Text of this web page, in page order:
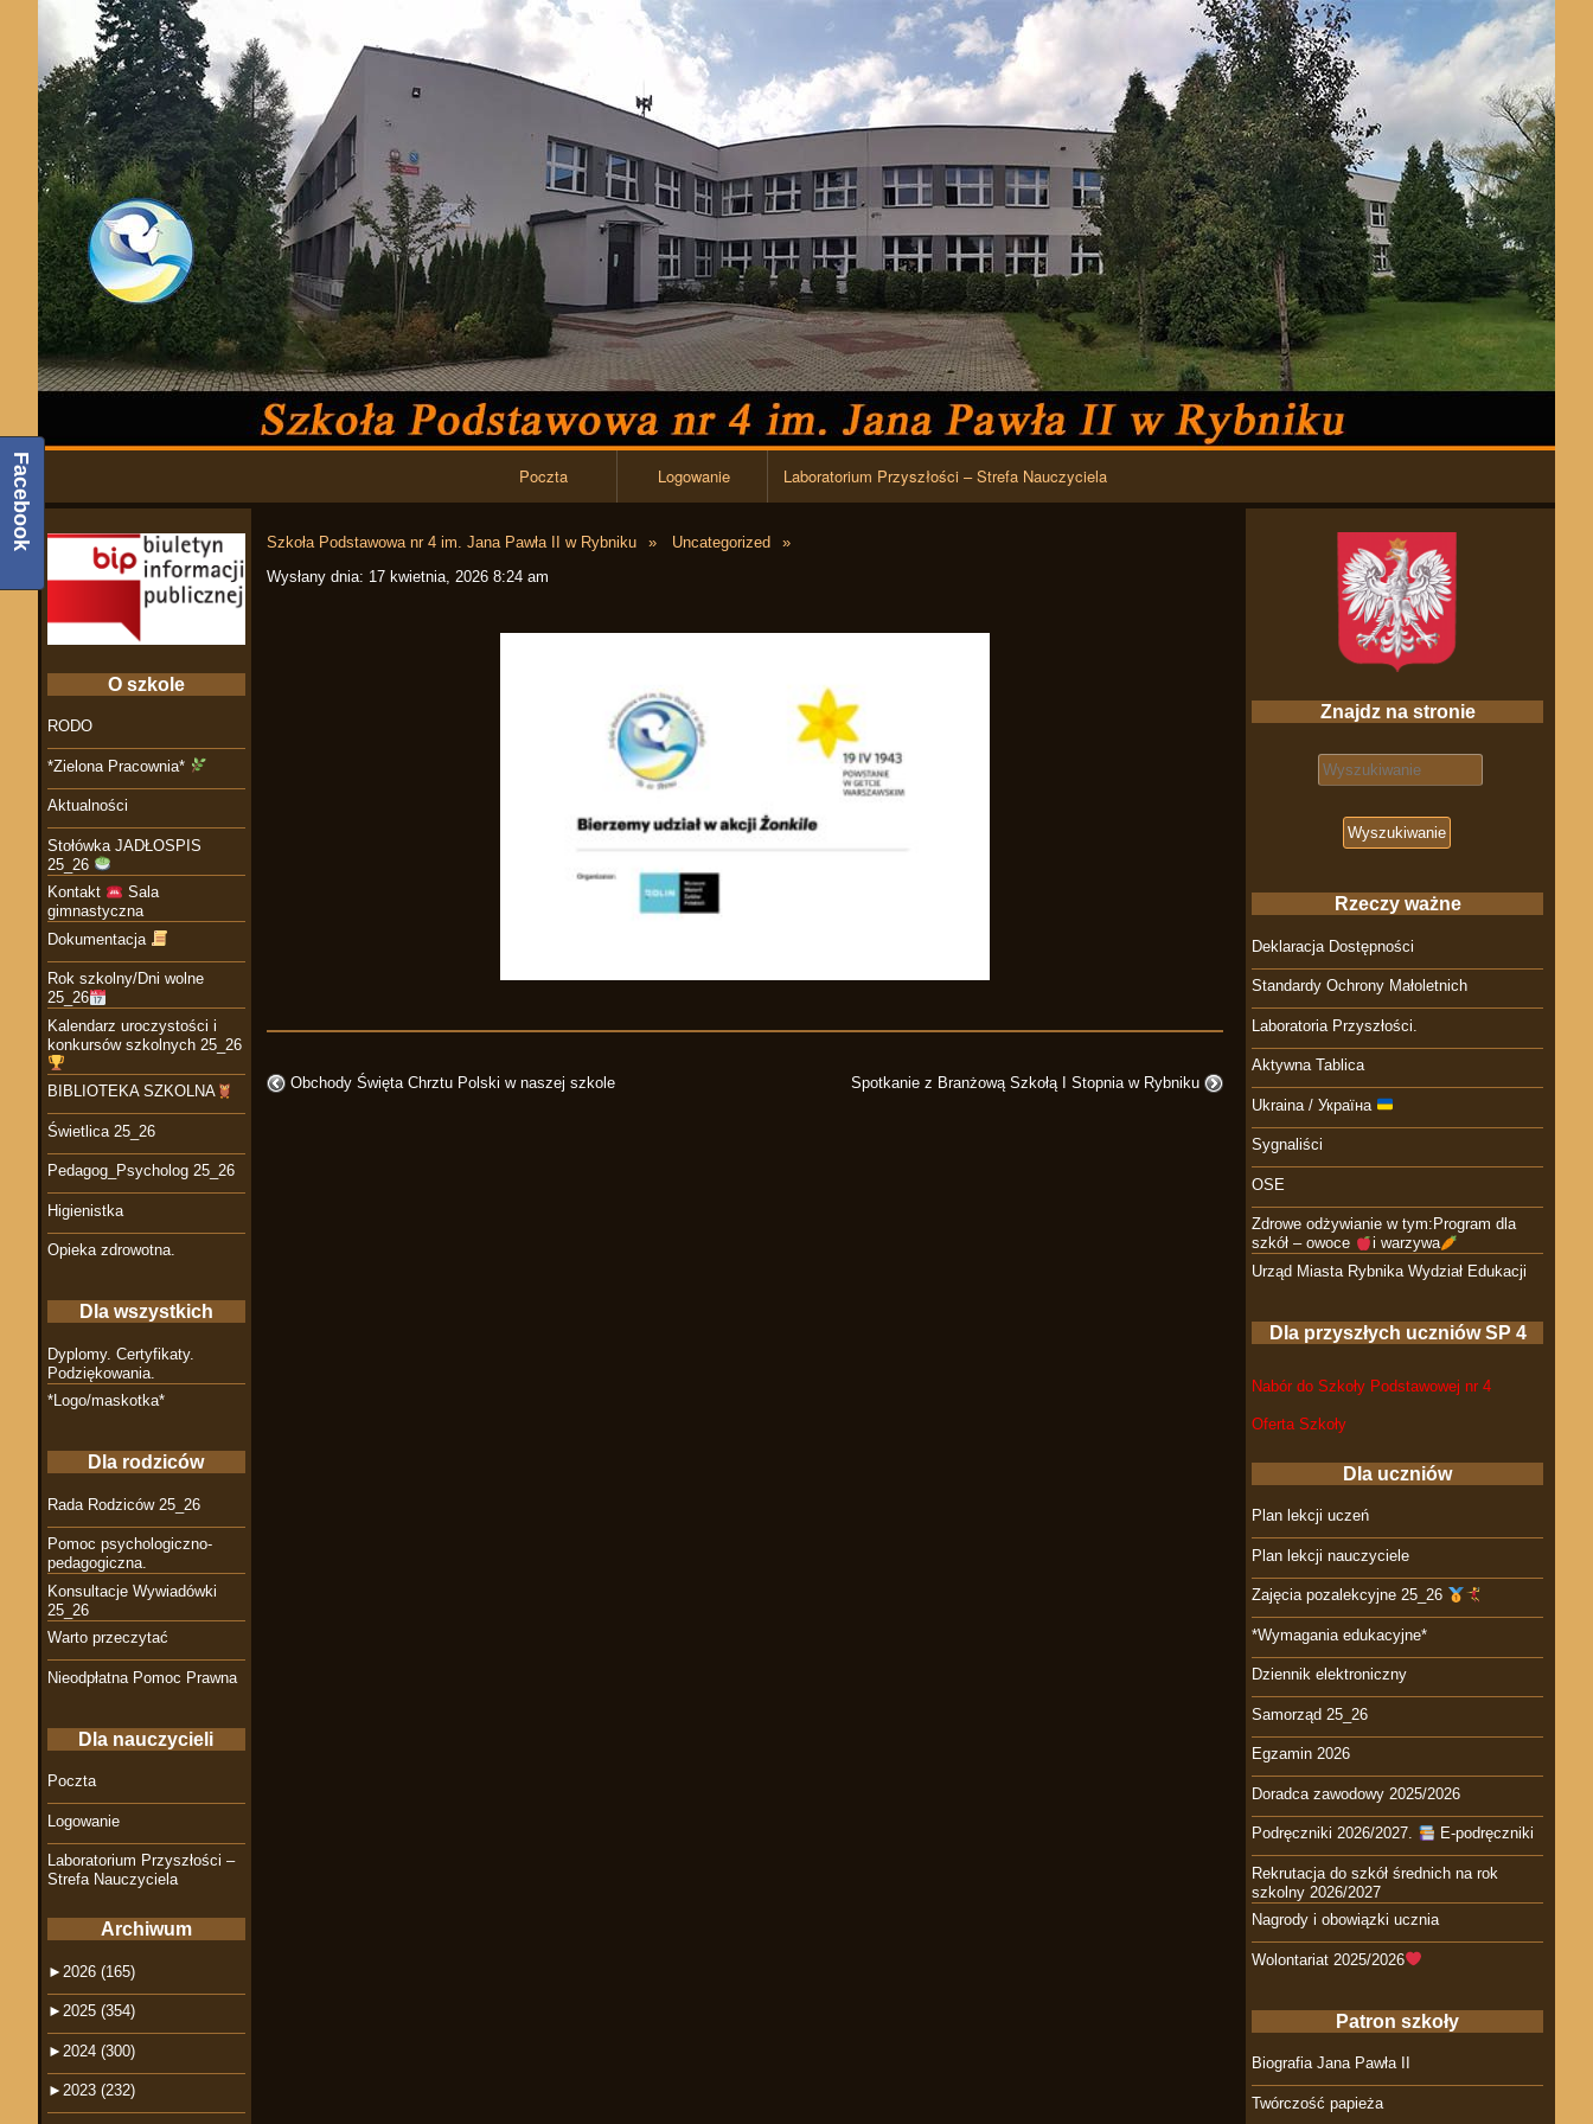
Przejdź do zawartości
Poczta Logowanie Laboratorium Przyszłości – Strefa Nauczyciela
Szkoła Podstawowa nr 4 im. Jana Pawła II w Rybniku
Uncategorized
Wysłany dnia: 17 kwietnia, 2026 8:24 am
Obchody Święta Chrztu Polski w naszej szkole Spotkanie z Branżową Szkołą I Stopnia w Rybniku
Znajdz na stronie
Search for:
Rzeczy ważne
Deklaracja Dostępności
Standardy Ochrony Małoletnich
Laboratoria Przyszłości.
Aktywna Tablica
Ukraina / Україна
Sygnaliści
OSE
Zdrowe odżywianie w tym:Program dla
szkół – owoce
i warzywa
Urząd Miasta Rybnika Wydział Edukacji
Dla przyszłych uczniów SP 4
Nabór do Szkoły Podstawowej nr 4
Oferta Szkoły
Dla uczniów
Plan lekcji uczeń
Plan lekcji nauczyciele
Zajęcia pozalekcyjne 25_26
*Wymagania edukacyjne*
Dziennik elektroniczny
Samorząd 25_26
Egzamin 2026
Doradca zawodowy 2025/2026
Podręczniki 2026/2027. E-podręczniki
Rekrutacja do szkół średnich na rok
szkolny 2026/2027
Nagrody i obowiązki ucznia
Wolontariat 2025/2026
Patron szkoły
Biografia Jana Pawła II
Twórczość papieża
O szkole
RODO
*Zielona Pracownia*
Aktualności
Stołówka JADŁOSPIS
25_26
Kontakt
Sala
gimnastyczna
Dokumentacja
Rok szkolny/Dni wolne
25_26
Kalendarz uroczystości i
konkursów szkolnych 25_26
BIBLIOTEKA SZKOLNA
Świetlica 25_26
Pedagog_Psycholog 25_26
Higienistka
Opieka zdrowotna.
Dla wszystkich
Dyplomy. Certyfikaty.
Podziękowania.
*Logo/maskotka*
Dla rodziców
Rada Rodziców 25_26
Pomoc psychologiczno-
pedagogiczna.
Konsultacje Wywiadówki
25_26
Warto przeczytać
Nieodpłatna Pomoc Prawna
Dla nauczycieli
Poczta
Logowanie
Laboratorium Przyszłości –
Strefa Nauczyciela
Archiwum
► 2026 (165)
► 2025 (354)
► 2024 (300)
► 2023 (232)
Facebook